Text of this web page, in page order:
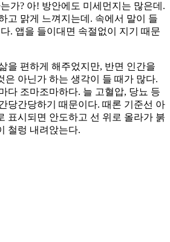
가? 아! 방안에도 미세먼지는 많은데.
고 맑게 느껴지는데. 속에서 말이 들
. 앱을 들이대면 속절없이 지기 때문
을 편하게 해주었지만, 반면 인간을
은 아닌가 하는 생각이 들 때가 많다.
다 조마조마하다. 늘 고혈압, 당뇨 등
당간당하기 때문이다. 때론 기준선 아
표시되면 안도하고 선 위로 올라가 붉
철렁 내려앉는다.